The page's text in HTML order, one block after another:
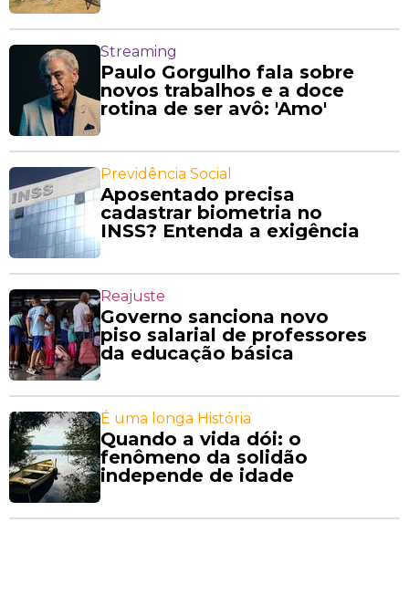
Streaming
Paulo Gorgulho fala sobre
novos trabalhos e a doce
rotina de ser avô: 'Amo'
Previdência Social
Aposentado precisa
cadastrar biometria no
INSS? Entenda a exigência
Reajuste
Governo sanciona novo
piso salarial de professores
da educação básica
É uma longa História
Quando a vida dói: o
fenômeno da solidão
independe de idade